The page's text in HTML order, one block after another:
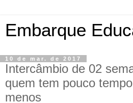
Embarque
10 de mar. de 2017
Intercâmbio de 02
quem tem pouco
menos